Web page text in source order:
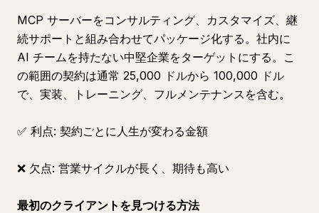
MCP サーバーをコンサルティング、カスタマイズ、継
続サポートと組み合わせてパッケージ化する。社内に
AI チームを持たない中堅企業をターゲットにする。こ
の範囲の契約は通常 25,000 ドルから 100,000 ドル
で、実装、トレーニング、フルメンテナンスを含む。
✅ 利点: 契約ごとに人生が変わる金額
❌ 欠点: 営業サイクルが長く、期待も高い
最初のクライアントを見つける方法